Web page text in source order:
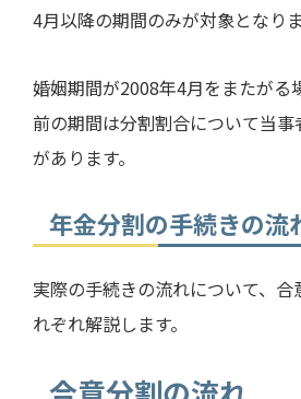
4月以降の期間のみが対象となりま
婚姻期間が2008年4月をまたがる
前の期間は分割割合について当
があります。
年金分割の手続きの流
実際の手続きの流れについて、
れぞれ解説します。